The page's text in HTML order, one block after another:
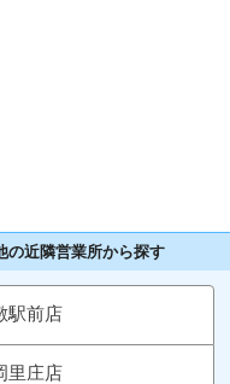
の近隣営業所から探す
駅前店
里庄店